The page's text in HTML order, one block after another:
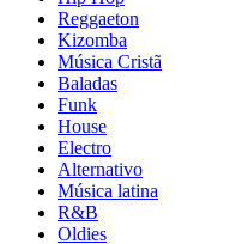
Reggaeton
Kizomba
Música Cristã
Baladas
Funk
House
Electro
Alternativo
Música latina
R&B
Oldies